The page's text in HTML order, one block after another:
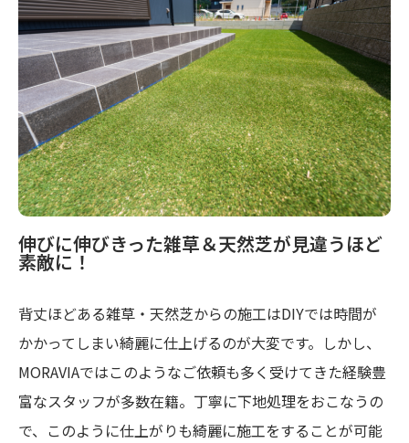
伸びに伸びきった雑草＆天然芝が見違うほど
素敵に！
背丈ほどある雑草・天然芝からの施工はDIYでは時間が
かかってしまい綺麗に仕上げるのが大変です。しかし、
MORAVIAではこのようなご依頼も多く受けてきた経験豊
富なスタッフが多数在籍。丁寧に下地処理をおこなうの
で、このように仕上がりも綺麗に施工をすることが可能